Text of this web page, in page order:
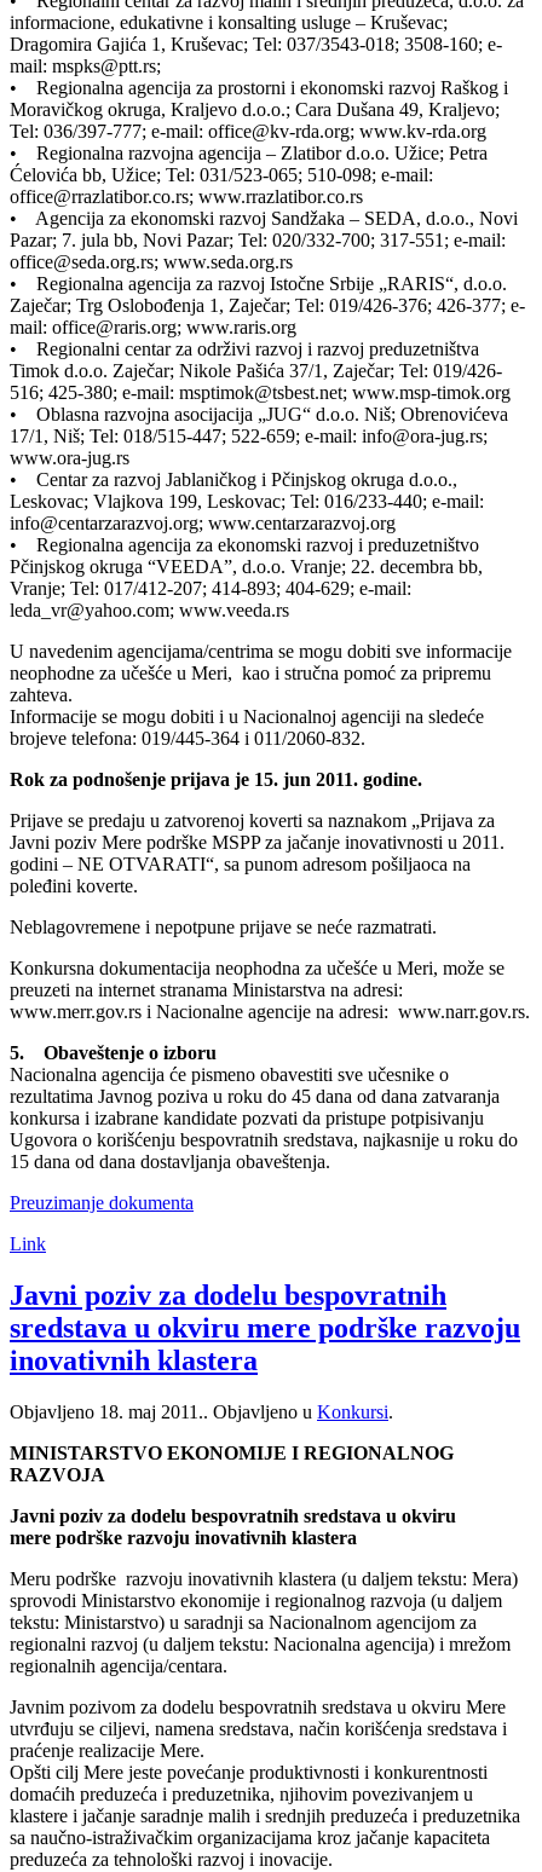
informacione, edukativne i konsalting usluge – Kruševac;
Dragomira Gajića 1, Kruševac; Tel: 037/3543-018; 3508-160; e-
mail: mspks@ptt.rs;
• Regionalna agencija za prostorni i ekonomski razvoj Raškog i
Moravičkog okruga, Kraljevo d.o.o.; Cara Dušana 49, Kraljevo;
Tel: 036/397-777; e-mail: office@kv-rda.org; www.kv-rda.org
• Regionalna razvojna agencija – Zlatibor d.o.o. Užice; Petra
Ćelovića bb, Užice; Tel: 031/523-065; 510-098; e-mail:
office@rrazlatibor.co.rs; www.rrazlatibor.co.rs
• Agencija za ekonomski razvoj Sandžaka – SEDA, d.o.o., Novi
Pazar; 7. jula bb, Novi Pazar; Tel: 020/332-700; 317-551; e-mail:
office@seda.org.rs; www.seda.org.rs
• Regionalna agencija za razvoj Istočne Srbije „RARIS“, d.o.o.
Zaječar; Trg Oslobođenja 1, Zaječar; Tel: 019/426-376; 426-377; e-
mail: office@raris.org; www.raris.org
• Regionalni centar za održivi razvoj i razvoj preduzetništva
Timok d.o.o. Zaječar; Nikole Pašića 37/1, Zaječar; Tel: 019/426-
516; 425-380; e-mail: msptimok@tsbest.net; www.msp-timok.org
• Oblasna razvojna asocijacija „JUG“ d.o.o. Niš; Obrenovićeva
17/1, Niš; Tel: 018/515-447; 522-659; e-mail: info@ora-jug.rs;
www.ora-jug.rs
• Centar za razvoj Jablaničkog i Pčinjskog okruga d.o.o.,
Leskovac; Vlajkova 199, Leskovac; Tel: 016/233-440; e-mail:
info@centarzarazvoj.org; www.centarzarazvoj.org
• Regionalna agencija za ekonomski razvoj i preduzetništvo
Pčinjskog okruga “VEEDA”, d.o.o. Vranje; 22. decembra bb,
Vranje; Tel: 017/412-207; 414-893; 404-629; e-mail:
leda_vr@yahoo.com; www.veeda.rs
U navedenim agencijama/centrima se mogu dobiti sve informacije
neophodne za učešće u Meri, kao i stručna pomoć za pripremu
zahteva.
Informacije se mogu dobiti i u Nacionalnoj agenciji na sledeće
brojeve telefona: 019/445-364 i 011/2060-832.
Rok za podnošenje prijava je 15. jun 2011. godine.
Prijave se predaju u zatvorenoj koverti sa naznakom „Prijava za
Javni poziv Mere podrške MSPP za jačanje inovativnosti u 2011.
godini – NE OTVARATI“, sa punom adresom pošiljaoca na
poleđini koverte.
Neblagovremene i nepotpune prijave se neće razmatrati.
Konkursna dokumentacija neophodna za učešće u Meri, može se
preuzeti na internet stranama Ministarstva na adresi:
www.merr.gov.rs i Nacionalne agencije na adresi: www.narr.gov.rs.
5. Obaveštenje o izboru
Nacionalna agencija će pismeno obavestiti sve učesnike o
rezultatima Javnog poziva u roku do 45 dana od dana zatvaranja
konkursa i izabrane kandidate pozvati da pristupe potpisivanju
Ugovora o korišćenju bespovratnih sredstava, najkasnije u roku do
15 dana od dana dostavljanja obaveštenja.
Preuzimanje dokumenta
Link
Javni poziv za dodelu bespovratnih
sredstava u okviru mere podrške razvoju
inovativnih klastera
Objavljeno 18. maj 2011.. Objavljeno u Konkursi.
MINISTARSTVO EKONOMIJE I REGIONALNOG
RAZVOJA
Javni poziv za dodelu bespovratnih sredstava u okviru
mere podrške razvoju inovativnih klastera
Meru podrške razvoju inovativnih klastera (u daljem tekstu: Mera)
sprovodi Ministarstvo ekonomije i regionalnog razvoja (u daljem
tekstu: Ministarstvo) u saradnji sa Nacionalnom agencijom za
regionalni razvoj (u daljem tekstu: Nacionalna agencija) i mrežom
regionalnih agencija/centara.
Javnim pozivom za dodelu bespovratnih sredstava u okviru Mere
utvrđuju se ciljevi, namena sredstava, način korišćenja sredstava i
praćenje realizacije Mere.
Opšti cilj Mere jeste povećanje produktivnosti i konkurentnosti
domaćih preduzeća i preduzetnika, njihovim povezivanjem u
klastere i jačanje saradnje malih i srednjih preduzeća i preduzetnika
sa naučno-istraživačkim organizacijama kroz jačanje kapaciteta
preduzeća za tehnološki razvoj i inovacije.